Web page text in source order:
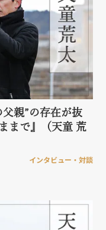
父親”の存在が抜
まで』（天童 荒
インタビュー・対談